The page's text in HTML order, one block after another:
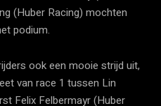
(Huber Racing) mochten
podium.
ook een mooie strijd uit,
van race 1 tussen Lin
Felix Felbermayr (Huber